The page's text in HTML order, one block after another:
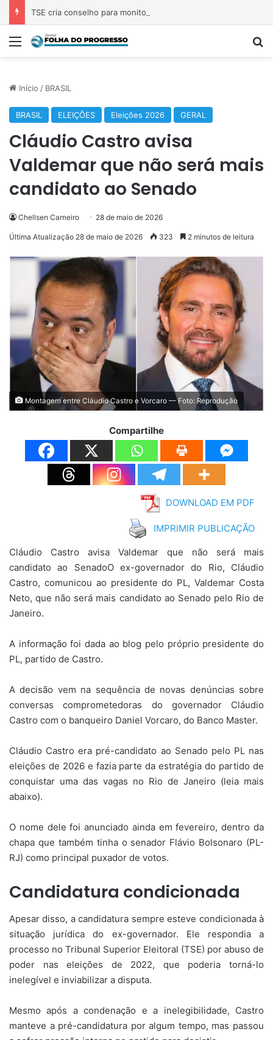
Menu
Início / BRASIL
BRASIL ELEIÇÕES Eleições 2026 GERAL
Cláudio Castro avisa
Valdemar que não será mais
candidato ao Senado
Chellsen Carneiro 28 de maio de 2026
Última Atualização 28 de maio de 2026 323 2 minutos de leitura
Montagem entre Cláudio Castro e Vorcaro — Foto: Reprodução
Compartilhe
DOWNLOAD EM PDF
IMPRIMIR PUBLICAÇÃO
Cláudio Castro avisa Valdemar que não será mais
candidato ao SenadoO ex-governador do Rio, Cláudio
Castro, comunicou ao presidente do PL, Valdemar Costa
Neto, que não será mais candidato ao Senado pelo Rio de
Janeiro.
A informação foi dada ao blog pelo próprio presidente do
PL, partido de Castro.
A decisão vem na sequência de novas denúncias sobre
conversas comprometedoras do governador Cláudio
Castro com o banqueiro Daniel Vorcaro, do Banco Master.
Cláudio Castro era pré-candidato ao Senado pelo PL nas
eleições de 2026 e fazia parte da estratégia do partido de
conquistar uma das vagas no Rio de Janeiro (leia mais
abaixo).
O nome dele foi anunciado ainda em fevereiro, dentro da
chapa que também tinha o senador Flávio Bolsonaro (PL-
RJ) como principal puxador de votos.
Candidatura condicionada
Apesar disso, a candidatura sempre esteve condicionada à
situação jurídica do ex-governador. Ele respondia a
processo no Tribunal Superior Eleitoral (TSE) por abuso de
poder nas eleições de 2022, que poderia torná-lo
inelegível e inviabilizar a disputa.
Mesmo após a condenação e a inelegibilidade, Castro
manteve a pré-candidatura por algum tempo, mas passou